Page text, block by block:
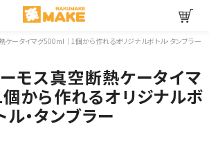
ータイマグ500ml｜1個から作れるオリジナルボトル・タンブラー
モス真空断熱ケータイマ
から作れるオリジナルボ
ル・タンブラー